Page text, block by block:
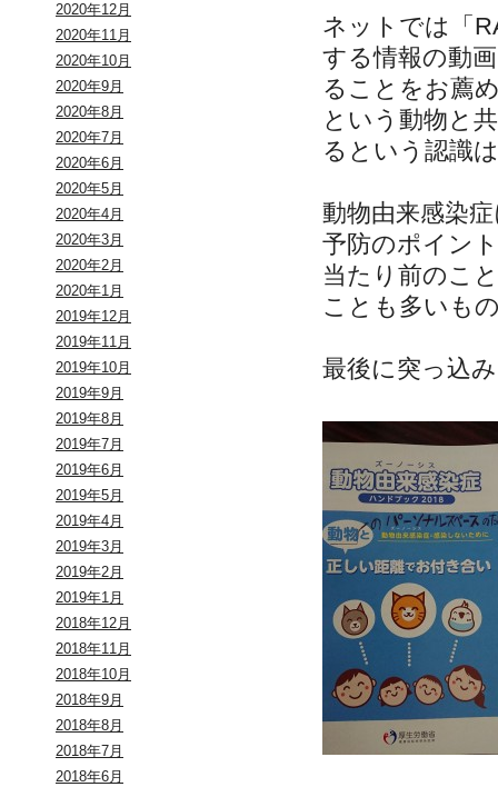
2020年12月
2020年11月
2020年10月
2020年9月
2020年8月
2020年7月
2020年6月
2020年5月
2020年4月
2020年3月
2020年2月
2020年1月
2019年12月
2019年11月
2019年10月
2019年9月
2019年8月
2019年7月
2019年6月
2019年5月
2019年4月
2019年3月
2019年2月
2019年1月
2018年12月
2018年11月
2018年10月
2018年9月
2018年8月
2018年7月
2018年6月
ネットでは「
する情報の動
ることをお薦
という動物と
るという認識
動物由来感染
予防のポイン
当たり前のこ
ことも多いも
最後に突っ込